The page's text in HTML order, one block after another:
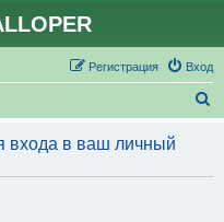
Вход
Регистрация
с
входа в ваш личный